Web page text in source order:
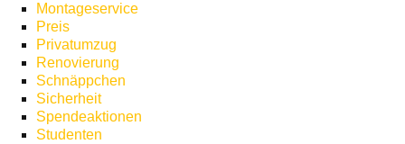
Montageservice
Preis
Privatumzug
Renovierung
Schnäppchen
Sicherheit
Spendeaktionen
Studenten